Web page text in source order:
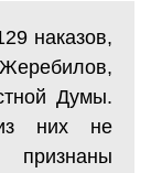
наказов,
Думы.
них не